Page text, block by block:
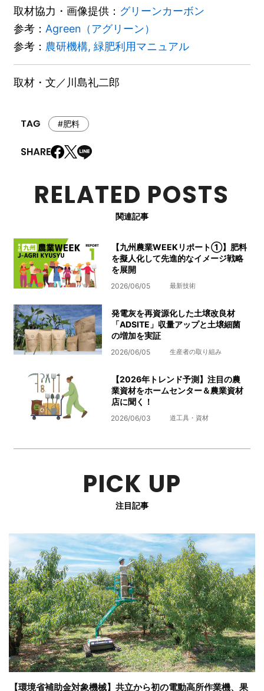
取材協力・画像提供： グリーンカーボン
参考： Agreen（アグリーン）
参考： 農研機構, 緑肥利用マニュアル
取材・文／川島礼二郎
#肥料
RELATED POSTS
関連記事
【九州農業WEEKリポート①】肥料
を擬人化して先進的なイメージ戦略
を展開
2026/06/05 最新技術
発電灰を再資源化した土壌改良材
「ADSITE」収量アップと土壌細菌
の増加を実証
2026/06/05 生産者の取り組み
【2026年トレンド予測】注目の農
業資材をホームセンター＆農業資材
店に聞く！
2026/06/03 道工具・資材
PICK UP
注目記事
【環境省補助金対象機械】共立から初の電動高所作業機、果